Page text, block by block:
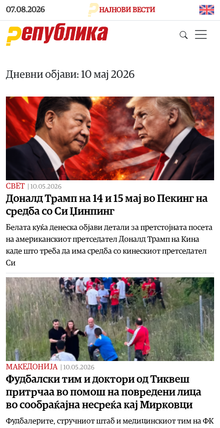
Skip to main content
07.08.2026 НАЈНОВИ ВЕСТИ
Дневни објави: 10 мај 2026
СВЕТ 10.05.2026
Доналд Трамп на 14 и 15 мај во Пекинг на
средба со Си Џинпинг
Белата куќа денеска објави детали за претстојната посета
на американскиот претседател Доналд Трамп на Кина
каде што треба да има средба со кинескиот претседател
Си
МАКЕДОНИЈА 10.05.2026
Фудбалски тим и доктори од Тиквеш
притрчаа во помош на повредени лица
во сообраќајна несреќа кај Мирковци
Фудбалерите, стручниот штаб и медицинскиот тим на ФК